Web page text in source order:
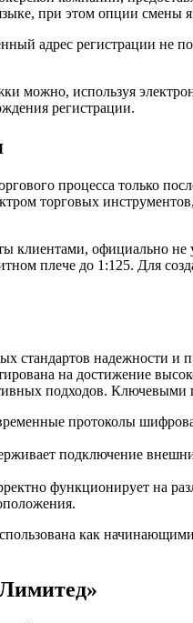
при этом опции смены
адрес регистрации не
можно, используя
регистрации.
процесса только
торговых
официально не
плече до 1:125. Для
стандартов надежности
на достижение
подходов.
протоколы
подключение
функционирует на
как